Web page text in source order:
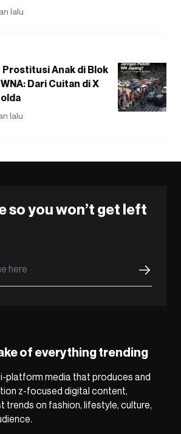
lalu
Prostitusi Anak di Blok
Dari Cuitan di X
lalu
so you won’t get left
of everything trending
platform media that produces and
z-focused digital content,
trends on fashion, lifestyle, culture,